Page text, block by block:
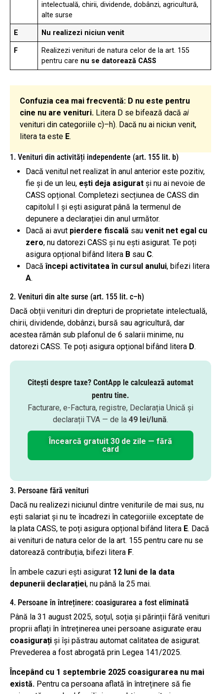
intelectuală, chirii, dividende, dobânzi, agricultură,
alte surse
E Nu realizezi niciun venit
F
Realizezi venituri de natura celor de la art. 155
pentru care nu se datorează CASS
Confuzia cea mai frecventă: D nu este pentru
cine nu are venituri. Litera D se bifează dacă ai
venituri din categoriile c)–h). Dacă nu ai niciun venit,
litera ta este E.
1. Venituri din activități independente (art. 155 lit. b)
Dacă venitul net realizat în anul anterior este pozitiv,
fie și de un leu, ești deja asigurat și nu ai nevoie de
CASS opțional. Completezi secțiunea de CASS din
capitolul I și ești asigurat până la termenul de
depunere a declarației din anul următor.
Dacă ai avut pierdere fiscală sau venit net egal cu
zero, nu datorezi CASS și nu ești asigurat. Te poți
asigura opțional bifând litera B sau C.
Dacăîncepi activitatea în cursul anului, bifezi litera
A.
2. Venituri din alte surse (art. 155 lit. c–h)
Dacă obții venituri din drepturi de proprietate intelectuală,
chirii, dividende, dobânzi, bursă sau agricultură, dar
acestea rămân sub plafonul de 6 salarii minime, nu
datorezi CASS. Te poți asigura opțional bifând litera D.
Citești despre taxe? ContApp le calculează automat
pentru tine.
Facturare, e-Factura, registre, Declarația Unică și
declarații TVA — de la 49 lei/lună.
Încearcă gratuit 30 de zile — fără
card
3. Persoane fără venituri
Dacă nu realizezi niciunul dintre veniturile de mai sus, nu
ești salariat și nu te încadrezi în categoriile exceptate de
la plata CASS, te poți asigura opțional bifând litera E. Dacă
ai venituri de natura celor de la art. 155 pentru care nu se
datorează contribuția, bifezi litera F.
În ambele cazuri ești asigurat 12 luni de la data
depunerii declarației, nu până la 25 mai.
4. Persoane în întreținere: coasigurarea a fost eliminată
Până la 31 august 2025, soțul, soția și părinții fără venituri
proprii aflați în întreținerea unei persoane asigurate erau
coasigurați și își păstrau automat calitatea de asigurat.
Prevederea a fost abrogată prin Legea 141/2025.
Începând cu 1 septembrie 2025 coasigurarea nu mai
există. Pentru ca persoana aflată în întreținere să fie